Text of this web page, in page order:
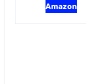
Amazon